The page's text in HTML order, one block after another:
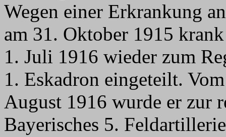
Wegen einer Erkrankung
am 31. Oktober 1915
1. Juli 1916 wieder zum
1. Eskadron eingeteilt.
August 1916 wurde er zur
Bayerisches 5.